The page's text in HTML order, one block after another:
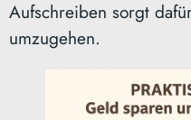
Aufschreiben sorgt
umzugehen.